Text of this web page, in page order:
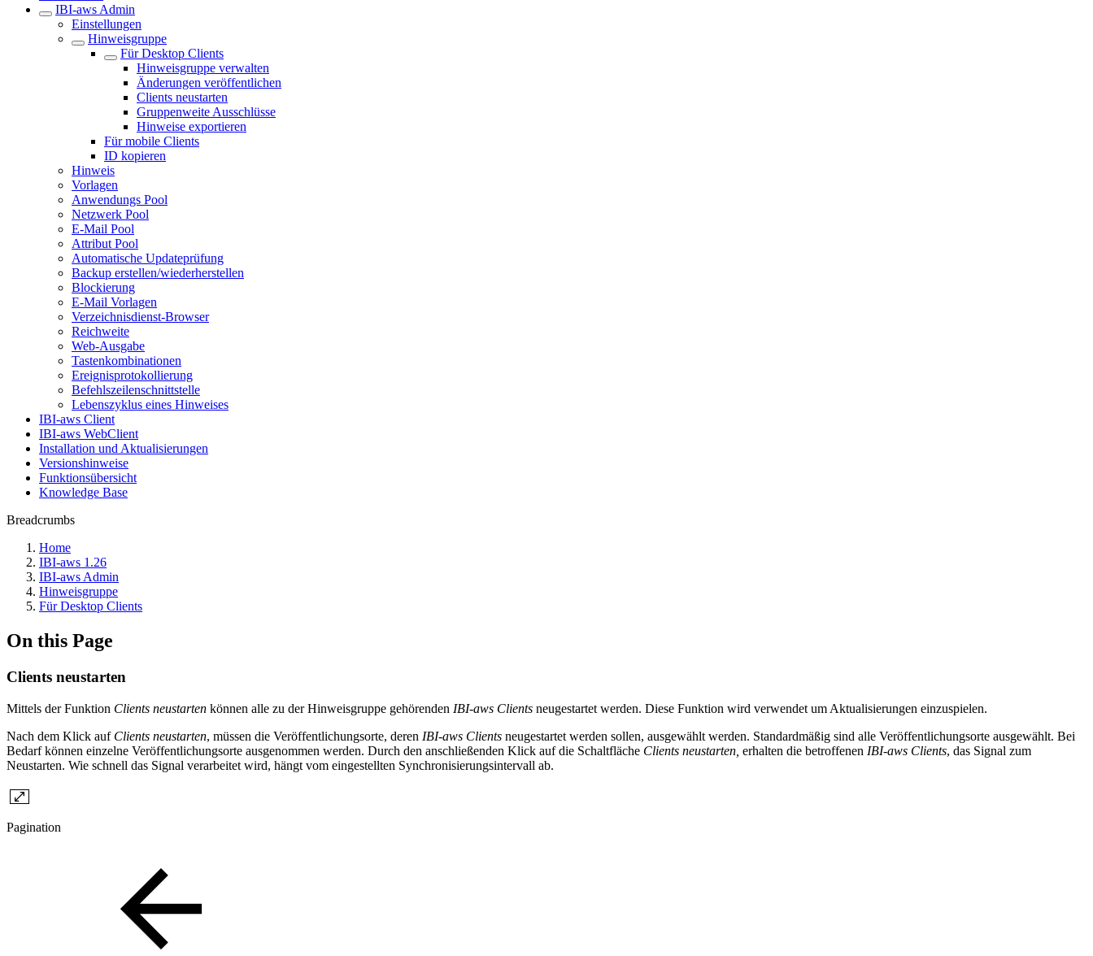
IBI-aws Admin
Einstellungen
Hinweisgruppe
Für Desktop Clients
Hinweisgruppe verwalten
Änderungen veröffentlichen
Clients neustarten
Gruppenweite Ausschlüsse
Hinweise exportieren
Für mobile Clients
ID kopieren
Hinweis
Vorlagen
Anwendungs Pool
Netzwerk Pool
E-Mail Pool
Attribut Pool
Automatische Updateprüfung
Backup erstellen/wiederherstellen
Blockierung
E-Mail Vorlagen
Verzeichnisdienst-Browser
Reichweite
Web-Ausgabe
Tastenkombinationen
Ereignisprotokollierung
Befehlszeilenschnittstelle
Lebenszyklus eines Hinweises
IBI-aws Client
IBI-aws WebClient
Installation und Aktualisierungen
Versionshinweise
Funktionsübersicht
Knowledge Base
Breadcrumbs
Home
IBI-aws 1.26
IBI-aws Admin
Hinweisgruppe
Für Desktop Clients
On this Page
Clients neustarten
Mittels der Funktion Clients neustarten können alle zu der Hinweisgruppe gehörenden IBI-aws Clients neugestartet werden. Diese Funktion wird verwendet um Aktualisierungen einzuspielen.
Nach dem Klick auf Clients neustarten, müssen die Veröffentlichungsorte, deren IBI-aws Clients neugestartet werden sollen, ausgewählt werden. Standardmäßig sind alle Veröffentlichungsorte ausgewählt. Bei
Bedarf können einzelne Veröffentlichungsorte ausgenommen werden. Durch den anschließenden Klick auf die Schaltfläche Clients neustarten, erhalten die betroffenen IBI-aws Clients, das Signal zum
Neustarten. Wie schnell das Signal verarbeitet wird, hängt vom eingestellten Synchronisierungsintervall ab.
Pagination